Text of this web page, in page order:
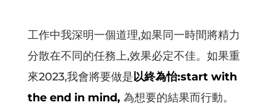
工作中我深明一個道理,如果同一時間將精力
分散在不同的任務上,效果必定不佳。如果重
來2023,我會將要做是以終為怡:start with
the end in mind, 為想要的結果而行動。